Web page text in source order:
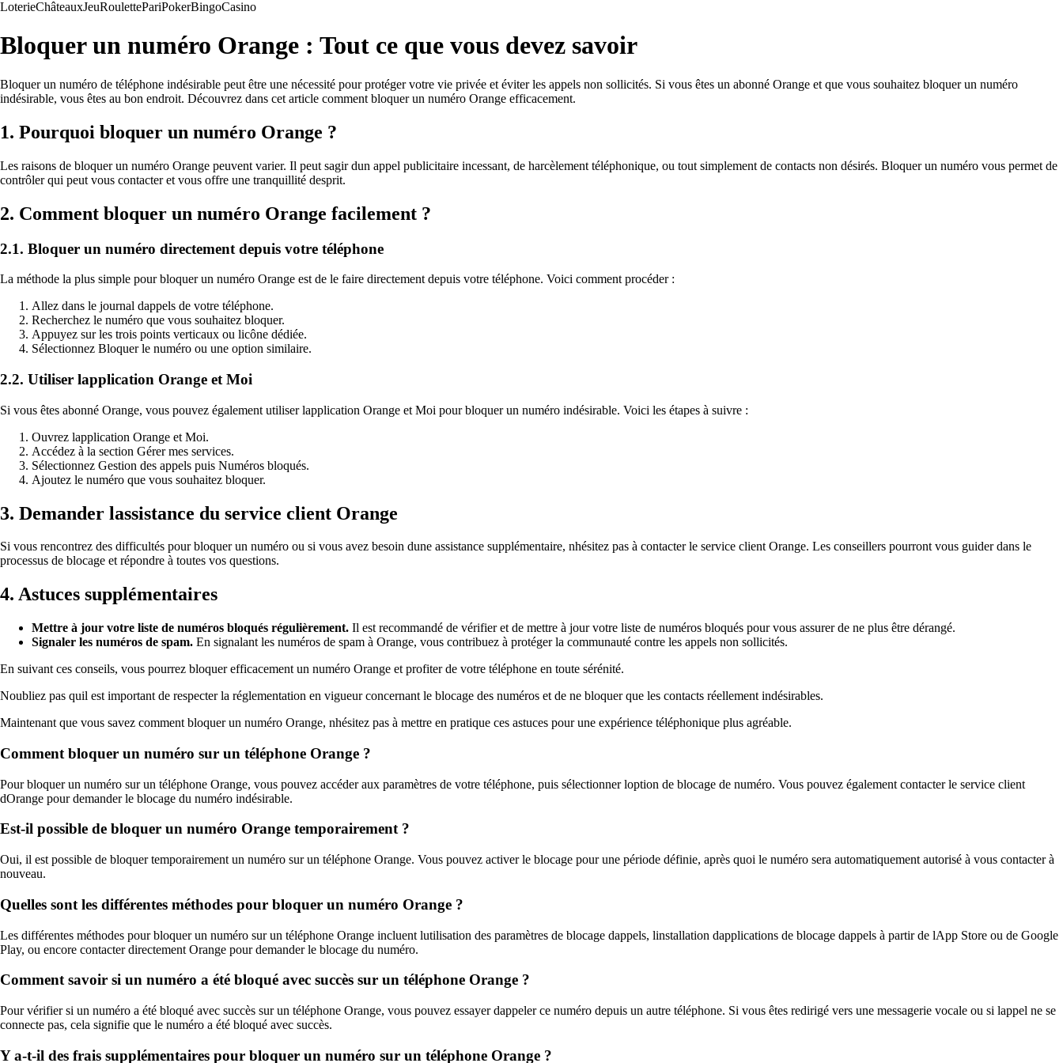
LoterieChâteauxJeuRoulettePariPokerBingoCasino
Bloquer un numéro Orange : Tout ce que vous devez savoir
Bloquer un numéro de téléphone indésirable peut être une nécessité pour protéger votre vie privée et éviter les appels non sollicités. Si vous êtes un abonné Orange et que vous souhaitez bloquer un numéro
indésirable, vous êtes au bon endroit. Découvrez dans cet article comment bloquer un numéro Orange efficacement.
1. Pourquoi bloquer un numéro Orange ?
Les raisons de bloquer un numéro Orange peuvent varier. Il peut sagir dun appel publicitaire incessant, de harcèlement téléphonique, ou tout simplement de contacts non désirés. Bloquer un numéro vous permet de
contrôler qui peut vous contacter et vous offre une tranquillité desprit.
2. Comment bloquer un numéro Orange facilement ?
2.1. Bloquer un numéro directement depuis votre téléphone
La méthode la plus simple pour bloquer un numéro Orange est de le faire directement depuis votre téléphone. Voici comment procéder :
Allez dans le journal dappels de votre téléphone.
Recherchez le numéro que vous souhaitez bloquer.
Appuyez sur les trois points verticaux ou licône dédiée.
Sélectionnez Bloquer le numéro ou une option similaire.
2.2. Utiliser lapplication Orange et Moi
Si vous êtes abonné Orange, vous pouvez également utiliser lapplication Orange et Moi pour bloquer un numéro indésirable. Voici les étapes à suivre :
Ouvrez lapplication Orange et Moi.
Accédez à la section Gérer mes services.
Sélectionnez Gestion des appels puis Numéros bloqués.
Ajoutez le numéro que vous souhaitez bloquer.
3. Demander lassistance du service client Orange
Si vous rencontrez des difficultés pour bloquer un numéro ou si vous avez besoin dune assistance supplémentaire, nhésitez pas à contacter le service client Orange. Les conseillers pourront vous guider dans le
processus de blocage et répondre à toutes vos questions.
4. Astuces supplémentaires
Mettre à jour votre liste de numéros bloqués régulièrement. Il est recommandé de vérifier et de mettre à jour votre liste de numéros bloqués pour vous assurer de ne plus être dérangé.
Signaler les numéros de spam. En signalant les numéros de spam à Orange, vous contribuez à protéger la communauté contre les appels non sollicités.
En suivant ces conseils, vous pourrez bloquer efficacement un numéro Orange et profiter de votre téléphone en toute sérénité.
Noubliez pas quil est important de respecter la réglementation en vigueur concernant le blocage des numéros et de ne bloquer que les contacts réellement indésirables.
Maintenant que vous savez comment bloquer un numéro Orange, nhésitez pas à mettre en pratique ces astuces pour une expérience téléphonique plus agréable.
Comment bloquer un numéro sur un téléphone Orange ?
Pour bloquer un numéro sur un téléphone Orange, vous pouvez accéder aux paramètres de votre téléphone, puis sélectionner loption de blocage de numéro. Vous pouvez également contacter le service client
dOrange pour demander le blocage du numéro indésirable.
Est-il possible de bloquer un numéro Orange temporairement ?
Oui, il est possible de bloquer temporairement un numéro sur un téléphone Orange. Vous pouvez activer le blocage pour une période définie, après quoi le numéro sera automatiquement autorisé à vous contacter à
nouveau.
Quelles sont les différentes méthodes pour bloquer un numéro Orange ?
Les différentes méthodes pour bloquer un numéro sur un téléphone Orange incluent lutilisation des paramètres de blocage dappels, linstallation dapplications de blocage dappels à partir de lApp Store ou de Google
Play, ou encore contacter directement Orange pour demander le blocage du numéro.
Comment savoir si un numéro a été bloqué avec succès sur un téléphone Orange ?
Pour vérifier si un numéro a été bloqué avec succès sur un téléphone Orange, vous pouvez essayer dappeler ce numéro depuis un autre téléphone. Si vous êtes redirigé vers une messagerie vocale ou si lappel ne se
connecte pas, cela signifie que le numéro a été bloqué avec succès.
Y a-t-il des frais supplémentaires pour bloquer un numéro sur un téléphone Orange ?